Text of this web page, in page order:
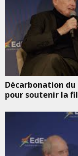
Décarbonation
pour soutenir la